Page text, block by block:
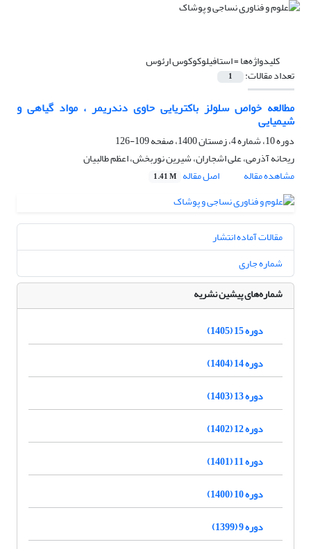
کلیدواژه‌ها =استافیلوکوکوس ارئوس
تعداد مقالات: 1
مطالعه خواص سلولز باکتریایی حاوی دندریمر ، مواد گیاهی و
شیمیایی
دوره 10، شماره 4، زمستان 1400، صفحه
109-126
ریحانه آذرمی، علی اشجاران، شیرین نوربخش، اعظم طالبیان
مشاهده مقاله
اصل مقاله 1.41 M
مقالات آماده انتشار
شماره جاری
شماره‌های پیشین نشریه
دوره 15 (1405)
دوره 14 (1404)
دوره 13 (1403)
دوره 12 (1402)
دوره 11 (1401)
دوره 10 (1400)
دوره 9 (1399)